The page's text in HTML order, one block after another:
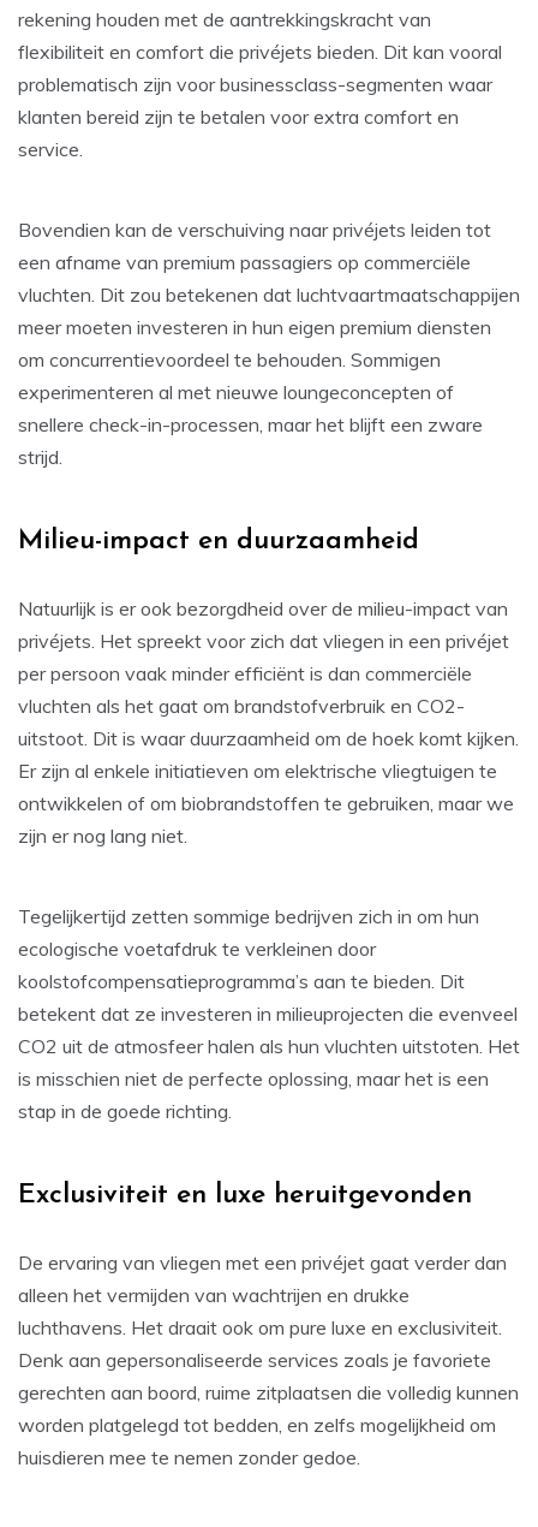
rekening houden met de aantrekkingskracht van
flexibiliteit en comfort die privéjets bieden. Dit kan vooral
problematisch zijn voor businessclass-segmenten waar
klanten bereid zijn te betalen voor extra comfort en
service.
Bovendien kan de verschuiving naar privéjets leiden tot
een afname van premium passagiers op commerciële
vluchten. Dit zou betekenen dat luchtvaartmaatschappijen
meer moeten investeren in hun eigen premium diensten
om concurrentievoordeel te behouden. Sommigen
experimenteren al met nieuwe loungeconcepten of
snellere check-in-processen, maar het blijft een zware
strijd.
Milieu-impact en duurzaamheid
Natuurlijk is er ook bezorgdheid over de milieu-impact van
privéjets. Het spreekt voor zich dat vliegen in een privéjet
per persoon vaak minder efficiënt is dan commerciële
vluchten als het gaat om brandstofverbruik en CO2-
uitstoot. Dit is waar duurzaamheid om de hoek komt kijken.
Er zijn al enkele initiatieven om elektrische vliegtuigen te
ontwikkelen of om biobrandstoffen te gebruiken, maar we
zijn er nog lang niet.
Tegelijkertijd zetten sommige bedrijven zich in om hun
ecologische voetafdruk te verkleinen door
koolstofcompensatieprogramma’s aan te bieden. Dit
betekent dat ze investeren in milieuprojecten die evenveel
CO2 uit de atmosfeer halen als hun vluchten uitstoten. Het
is misschien niet de perfecte oplossing, maar het is een
stap in de goede richting.
Exclusiviteit en luxe heruitgevonden
De ervaring van vliegen met een privéjet gaat verder dan
alleen het vermijden van wachtrijen en drukke
luchthavens. Het draait ook om pure luxe en exclusiviteit.
Denk aan gepersonaliseerde services zoals je favoriete
gerechten aan boord, ruime zitplaatsen die volledig kunnen
worden platgelegd tot bedden, en zelfs mogelijkheid om
huisdieren mee te nemen zonder gedoe.